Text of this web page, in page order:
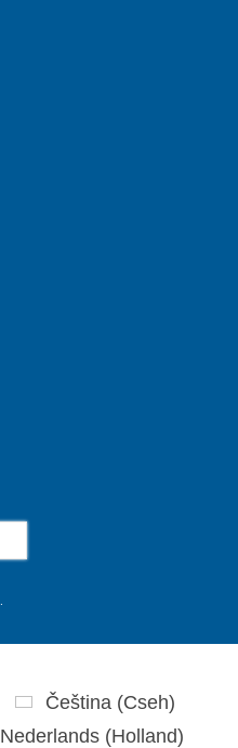
Čeština (Cseh)
Nederlands(Holland)